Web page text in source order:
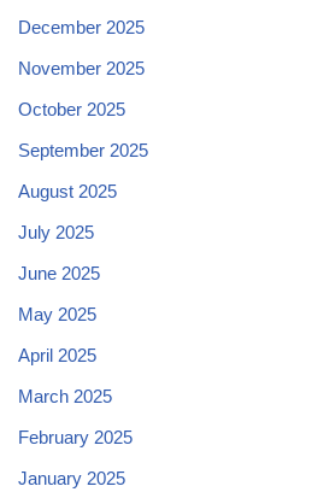
December 2025
November 2025
October 2025
September 2025
August 2025
July 2025
June 2025
May 2025
April 2025
March 2025
February 2025
January 2025